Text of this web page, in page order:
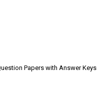
Papers with Answer Keys